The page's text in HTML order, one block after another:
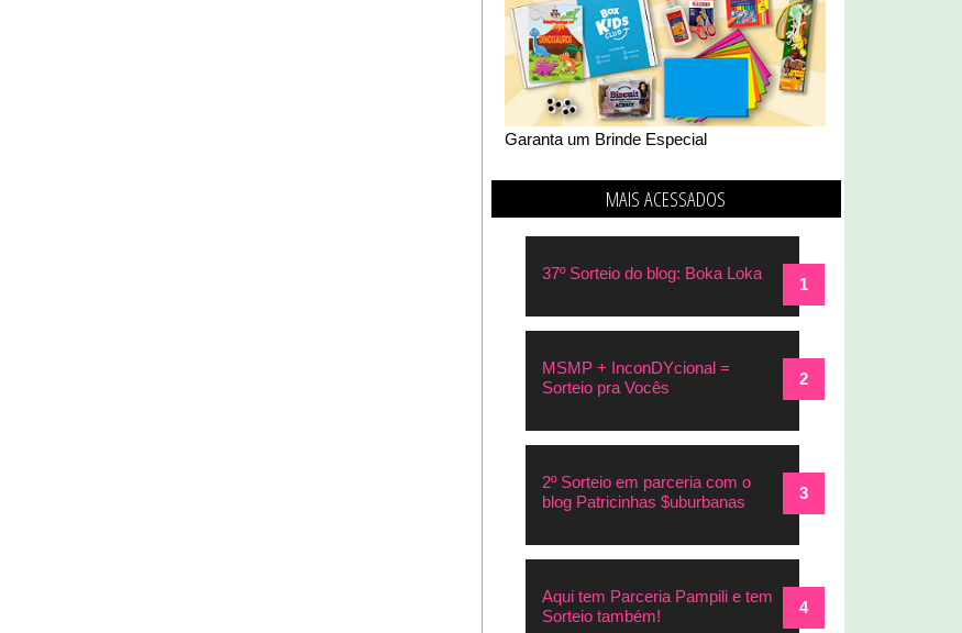
Garanta um Brinde Especial
MAIS ACESSADOS
37º Sorteio do blog: Boka Loka
MSMP + InconDYcional =
Sorteio pra Vocês
2º Sorteio em parceria com o
blog Patricinhas $uburbanas
Aqui tem Parceria Pampili e tem
Sorteio também!